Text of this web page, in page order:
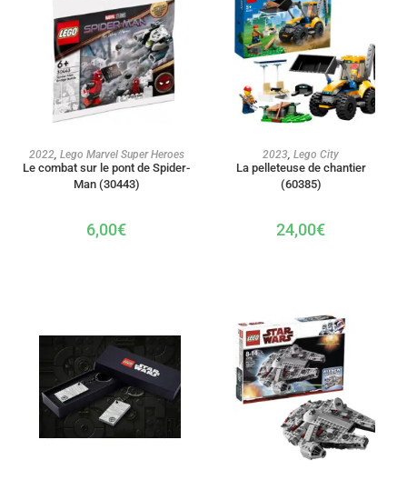
AJOUTER AU PANIER
2022, Lego Marvel Super Heroes
Le combat sur le pont de Spider-
Man (30443)
6,00€
AJOUTER AU PANIER
2023, Lego City
La pelleteuse de chantier
(60385)
24,00€